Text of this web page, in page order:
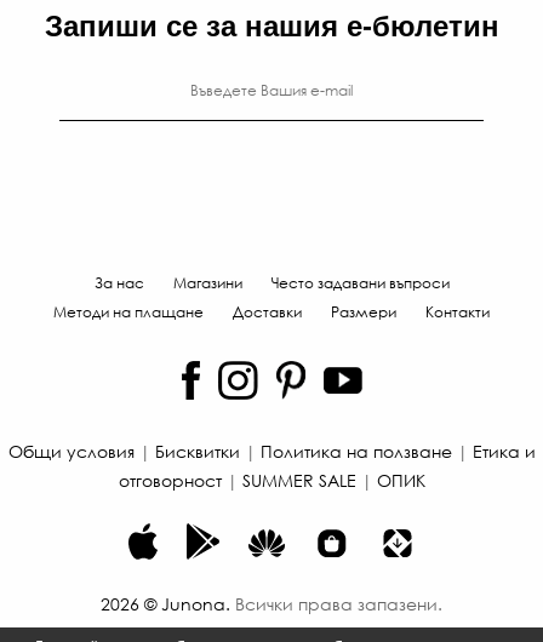
Запиши се за нашия е-бюлетин
За нас Магазини
Често задавани въпроси
Методи на плащане
Доставки Размери Контакти
Общи условия| Бисквитки | Политика на ползване| Етика и
отговорност| SUMMER SALE | ОПИК
2026 ©Junona. Всички права запазени.